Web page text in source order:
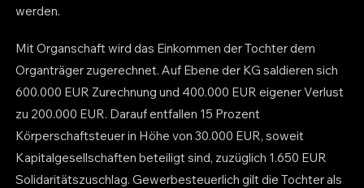
werden.
Mit Organschaft wird das Einkommen der Tochter dem
Organträger zugerechnet. Auf Ebene der KG saldieren sich
600.000 EUR Zurechnung und 400.000 EUR eigener Verlust
zu 200.000 EUR. Darauf entfallen 15 Prozent
Körperschaftsteuer in Höhe von 30.000 EUR, soweit
Kapitalgesellschaften beteiligt sind, zuzüglich 1.650 EUR
Solidaritätszuschlag. Gewerbesteuerlich gilt die Tochter als